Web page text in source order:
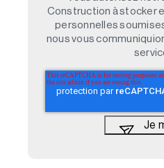
Construction à stocker
personnelles
nous vous